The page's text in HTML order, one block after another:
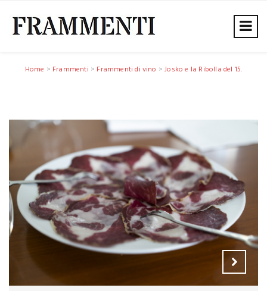
Home > Frammenti > Frammenti di vino >Josko e la Ribolla del 15.